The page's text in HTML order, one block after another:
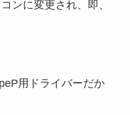
ンに変更され、即、
用ドライバーだか